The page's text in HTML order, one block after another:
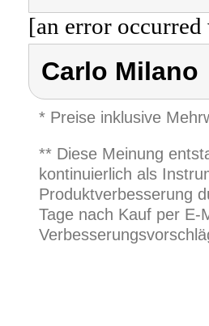
[an error
Carlo Milano
* Preise inklusive
** Diese Meinung
kontinuierlich als
Produktverbesserung
Tage nach Kauf per E-